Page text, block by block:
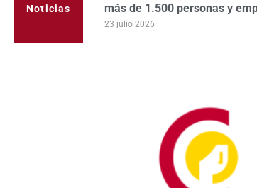
Noticias
más de 1.500 personas y
23 julio 2026
Nuclear de Almaraz
17 julio 2026